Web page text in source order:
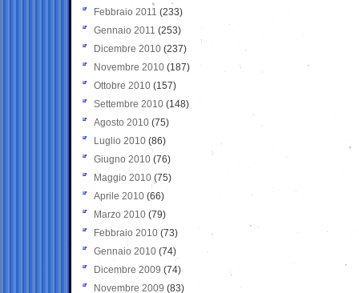
Febbraio 2011 (233)
Gennaio 2011 (253)
Dicembre 2010 (237)
Novembre 2010 (187)
Ottobre 2010 (157)
Settembre 2010 (148)
Agosto 2010 (75)
Luglio 2010 (86)
Giugno 2010 (76)
Maggio 2010 (75)
Aprile 2010 (66)
Marzo 2010 (79)
Febbraio 2010 (73)
Gennaio 2010 (74)
Dicembre 2009 (74)
Novembre 2009 (83)